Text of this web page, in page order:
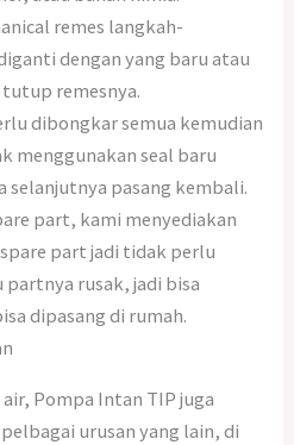
remes langkah-
dengan yang baru atau
remesnya.
dibongkar semua kemudian
menggunakan seal baru
selanjutnya pasang kembali.
part, kami menyediakan
part jadi tidak perlu
rusak, jadi bisa
dipasang di rumah.
Pompa Intan TIP juga
urusan yang lain, di